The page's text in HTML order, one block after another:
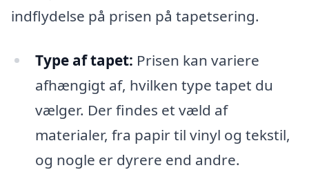
indflydelse på prisen på tapetsering.
Type af tapet: Prisen kan variere
afhængigt af, hvilken type tapet du
vælger. Der findes et væld af
materialer, fra papir til vinyl og tekstil,
og nogle er dyrere end andre.